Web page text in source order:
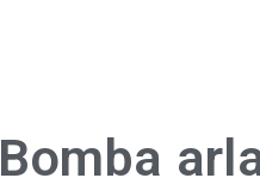
Bomba